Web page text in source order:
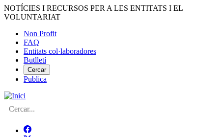
Vés
al
NOTÍCIES I RECURSOS PER A LES ENTITATS I EL
VOLUNTARIAT
Menú
del
compte
d'usuari
Non Profit
FAQ
Entitats col·laboradores
Butlletí
Cercar
Publica
Cerca